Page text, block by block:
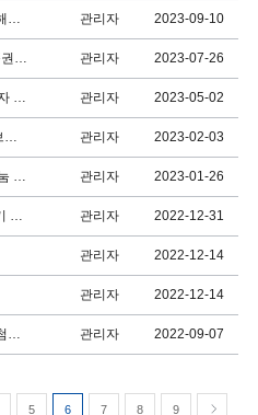
2023 미스코리아 본선 참가자 목포해상케이블카 방문 관리자 2023-09-10
매표소 결제가능 안내(목포사랑상품권 사용불가) 관리자 2023-07-26
목포해상케이블카 리뷰이벤트 당첨자 발표 관리자 2023-05-02
2023년도 포브스주관 소비자선정 브랜드 대상 수상 관리자 2023-02-03
목포해상케이블카(주) 희망 2023나눔 캠페인 성금 1천만 원 기탁 관리자 2023-01-26
목포해상케이블카 영상정보처리기기 운영방안 관리자 2022-12-31
관리자 2022-12-14
관리자 2022-12-14
목포해상케이블카 3주년 이벤트 당첨자 발표 관리자 2022-09-07
5 6 7 8 9